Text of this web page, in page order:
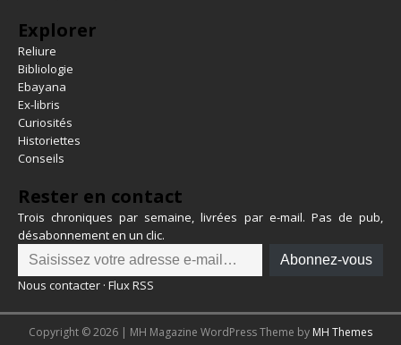
Explorer
Reliure
Bibliologie
Ebayana
Ex-libris
Curiosités
Historiettes
Conseils
Rester en contact
Trois chroniques par semaine, livrées par e-mail. Pas de pub,
désabonnement en un clic.
Abonnez-vous
Nous contacter · Flux RSS
Copyright © 2026 | MH Magazine WordPress Theme by MH Themes